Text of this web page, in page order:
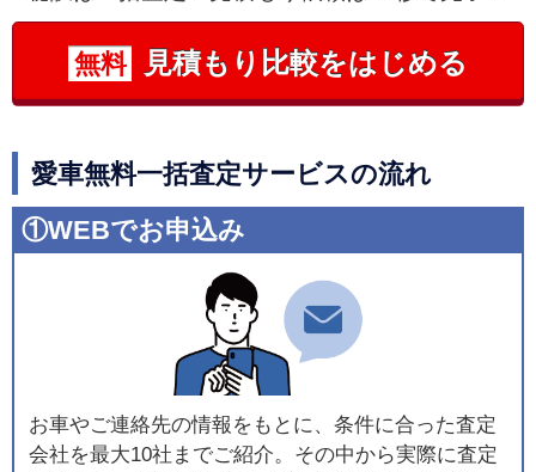
無料 見積もり比較をはじめる
愛車無料一括査定サービスの流れ
①WEBでお申込み
お車やご連絡先の情報をもとに、条件に合った査定
会社を最大10社までご紹介。その中から実際に査定